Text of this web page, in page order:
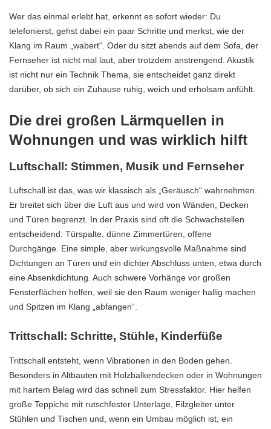
Wer das einmal erlebt hat, erkennt es sofort wieder: Du
telefonierst, gehst dabei ein paar Schritte und merkst, wie der
Klang im Raum „wabert“. Oder du sitzt abends auf dem Sofa, der
Fernseher ist nicht mal laut, aber trotzdem anstrengend. Akustik
ist nicht nur ein Technik Thema, sie entscheidet ganz direkt
darüber, ob sich ein Zuhause ruhig, weich und erholsam anfühlt.
Die drei großen Lärmquellen in
Wohnungen und was wirklich hilft
Luftschall: Stimmen, Musik und Fernseher
Luftschall ist das, was wir klassisch als „Geräusch“ wahrnehmen.
Er breitet sich über die Luft aus und wird von Wänden, Decken
und Türen begrenzt. In der Praxis sind oft die Schwachstellen
entscheidend: Türspalte, dünne Zimmertüren, offene
Durchgänge. Eine simple, aber wirkungsvolle Maßnahme sind
Dichtungen an Türen und ein dichter Abschluss unten, etwa durch
eine Absenkdichtung. Auch schwere Vorhänge vor großen
Fensterflächen helfen, weil sie den Raum weniger hallig machen
und Spitzen im Klang „abfangen“.
Trittschall: Schritte, Stühle, Kinderfüße
Trittschall entsteht, wenn Vibrationen in den Boden gehen.
Besonders in Altbauten mit Holzbalkendecken oder in Wohnungen
mit hartem Belag wird das schnell zum Stressfaktor. Hier helfen
große Teppiche mit rutschfester Unterlage, Filzgleiter unter
Stühlen und Tischen und, wenn ein Umbau möglich ist, ein